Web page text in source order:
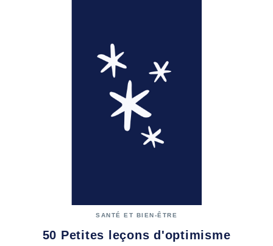
SANTÉ ET BIEN-ÊTRE
50 Petites leçons d'optimisme